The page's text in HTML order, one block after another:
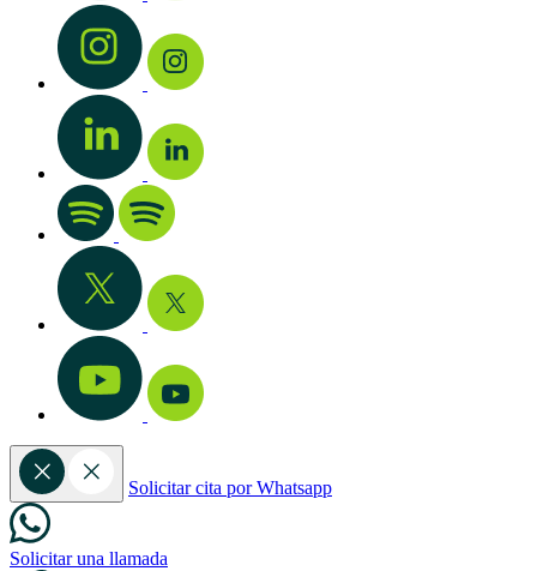
Solicitar cita por Whatsapp
Solicitar una llamada